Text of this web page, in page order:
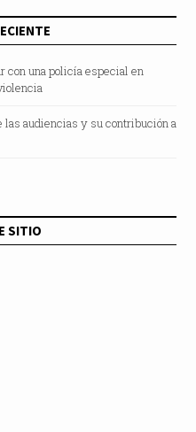
con una policía especial en
audiencias y su contribución a
SITIO